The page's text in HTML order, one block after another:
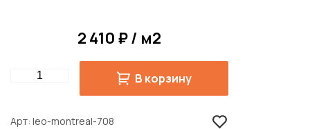
2 410 ₽ / м2
Quantity В корзину
Арт leo-montreal-708